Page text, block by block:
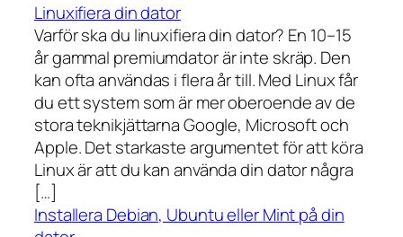
Linuxifiera din dator
Varför ska du linuxifiera din dator? En 10–15
år gammal premiumdator är inte skräp. Den
kan ofta användas i flera år till. Med Linux får
du ett system som är mer oberoende av de
stora teknikjättarna Google, Microsoft och
Apple. Det starkaste argumentet för att köra
Linux är att du kan använda din dator några
[…]
Installera Debian, Ubuntu eller Mint på din